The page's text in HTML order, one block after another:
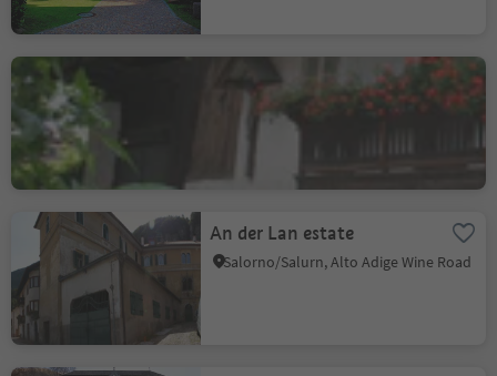
Peter Mitterhofer house
and grave stone
An der Lan estate
Salorno/Salurn, Alto Adige Wine Road